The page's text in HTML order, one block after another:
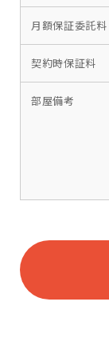
月額保証委託料
契約時保証料
部屋備考